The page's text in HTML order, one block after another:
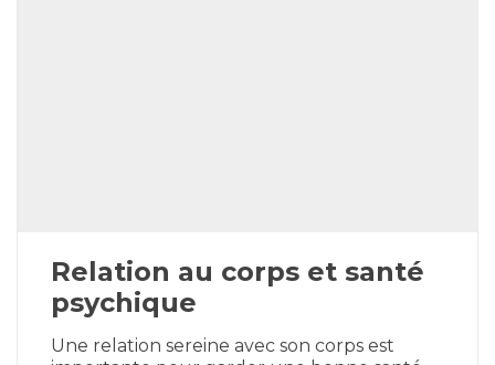
Relation au corps et santé
psychique
Une relation sereine avec son corps est